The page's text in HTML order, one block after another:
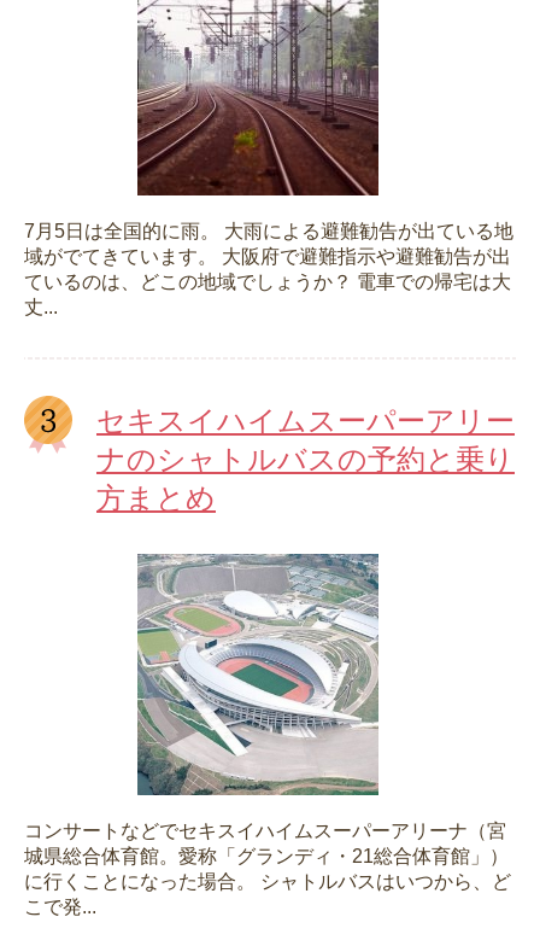
7月5日は全国的に雨。 大雨による避難勧告が出ている地
域がでてきています。 大阪府で避難指示や避難勧告が出
ているのは、どこの地域でしょうか？ 電車での帰宅は大
丈...
セキスイハイムスーパーアリー
ナのシャトルバスの予約と乗り
方まとめ
コンサートなどでセキスイハイムスーパーアリーナ（宮
城県総合体育館。愛称「グランディ・21総合体育館」）
に行くことになった場合。 シャトルバスはいつから、ど
こで発...